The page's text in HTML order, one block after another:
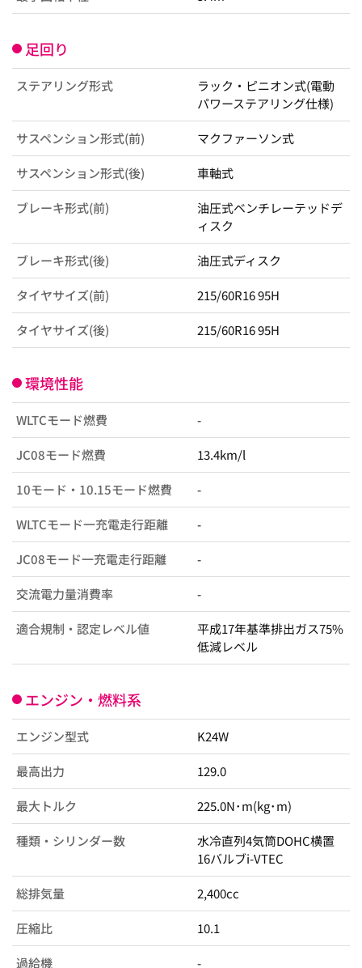
足回り
ステアリング形式
ラック・ピニオン式(電動
パワーステアリング仕様)
サスペンション形式(前) マクファーソン式
サスペンション形式(後) 車軸式
ブレーキ形式(前)
油圧式ベンチレーテッドデ
ィスク
ブレーキ形式(後) 油圧式ディスク
タイヤサイズ(前) 215/60R16 95H
タイヤサイズ(後) 215/60R16 95H
環境性能
WLTCモード燃費 -
JC08モード燃費 13.4km/l
10モード・10.15モード燃費 -
WLTCモード一充電走行距離 -
JC08モード一充電走行距離 -
交流電力量消費率 -
適合規制・認定レベル値
平成17年基準排出ガス75%
低減レベル
エンジン・燃料系
エンジン型式 K24W
最高出力 129.0
最大トルク 225.0N･m(kg･m)
種類・シリンダー数
水冷直列4気筒DOHC横置
16バルブi-VTEC
総排気量 2,400cc
圧縮比 10.1
過給機 -